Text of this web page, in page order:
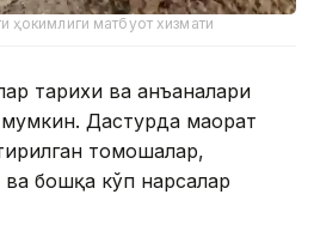
ҳокимлиги матбуот хизмати
тарихи ва анъаналари
Дастурда маҳорат
томошалар,
бошқа кўп нарсалар